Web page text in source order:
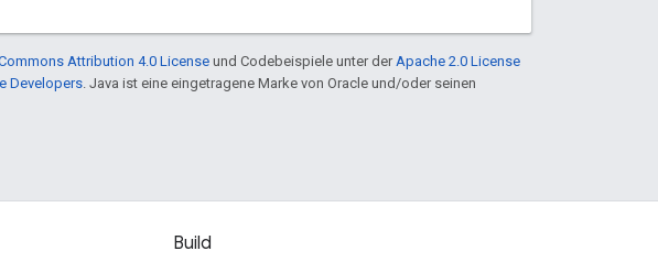
Attribution 4.0 License und Codebeispiele unter der Apache 2.0 License
Developers . Java ist eine eingetragene Marke von Oracle und/oder seinen
Build